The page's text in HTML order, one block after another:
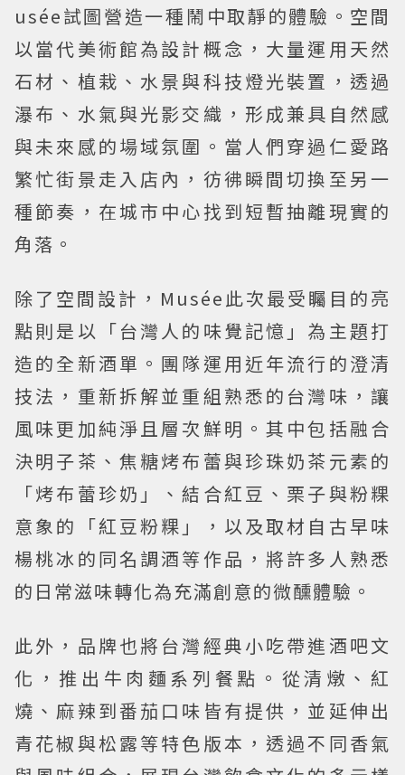
usée試圖營造一種鬧中取靜的體驗。空間
以當代美術館為設計概念，大量運用天然
石材、植栽、水景與科技燈光裝置，透過
瀑布、水氣與光影交織，形成兼具自然感
與未來感的場域氛圍。當人們穿過仁愛路
繁忙街景走入店內，彷彿瞬間切換至另一
種節奏，在城市中心找到短暫抽離現實的
角落。
除了空間設計，Musée此次最受矚目的亮
點則是以「台灣人的味覺記憶」為主題打
造的全新酒單。團隊運用近年流行的澄清
技法，重新拆解並重組熟悉的台灣味，讓
風味更加純淨且層次鮮明。其中包括融合
決明子茶、焦糖烤布蕾與珍珠奶茶元素的
「烤布蕾珍奶」、結合紅豆、栗子與粉粿
意象的「紅豆粉粿」，以及取材自古早味
楊桃冰的同名調酒等作品，將許多人熟悉
的日常滋味轉化為充滿創意的微醺體驗。
此外，品牌也將台灣經典小吃帶進酒吧文
化，推出牛肉麵系列餐點。從清燉、紅
燒、麻辣到番茄口味皆有提供，並延伸出
青花椒與松露等特色版本，透過不同香氣